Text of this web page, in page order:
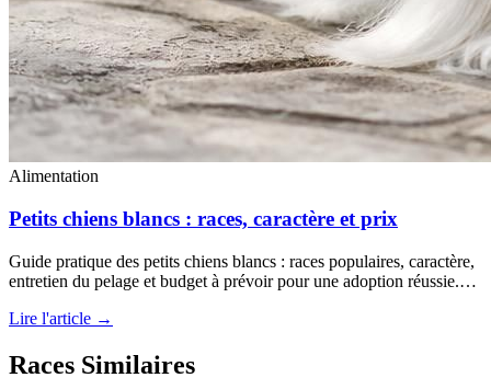
Alimentation
Petits chiens blancs : races, caractère et prix
Guide pratique des petits chiens blancs : races populaires, caractère,
entretien du pelage et budget à prévoir pour une adoption réussie.…
Lire l'article →
Races Similaires